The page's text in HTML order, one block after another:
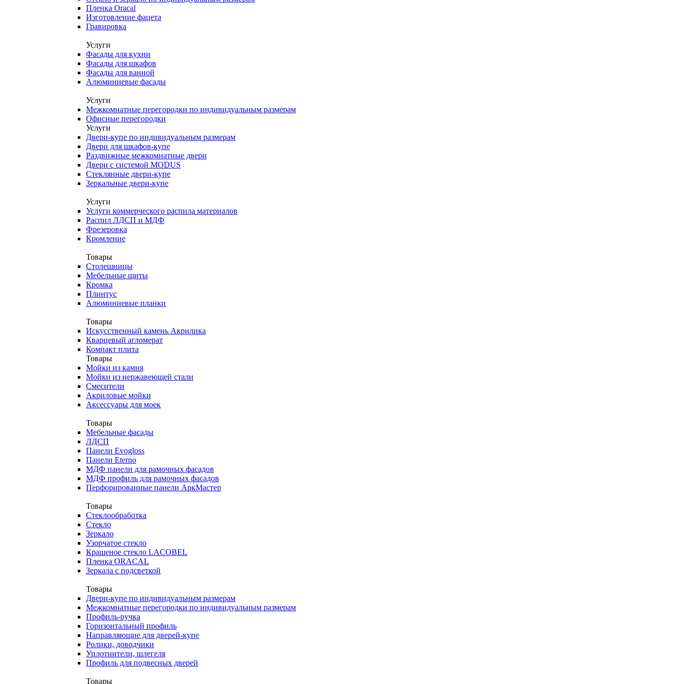
Пленка Oracal
Изготовление фацета
Гравировка
Услуги
Фасады для кухни
Фасады для шкафов
Фасады для ванной
Алюминиевые фасады
Услуги
Межкомнатные перегородки по индивидуальным размерам
Офисные перегородки
Услуги
Двери-купе по индивидуальным размерам
Двери для шкафов-купе
Раздвижные межкомнатные двери
Двери с системой MODUS
Стеклянные двери-купе
Зеркальные двери-купе
Услуги
Услуги коммерческого распила материалов
Распил ЛДСП и МДФ
Фрезеровка
Кромление
Товары
Столешницы
Мебельные щиты
Кромка
Плинтус
Алюминиевые планки
Товары
Искусственный камень Акрилика
Кварцевый агломерат
Компакт плита
Товары
Мойки из камня
Мойки из нержавеющей стали
Смесители
Акриловые мойки
Аксессуары для моек
Товары
Мебельные фасады
ЛДСП
Панели Evogloss
Панели Eterno
МДФ панели для рамочных фасадов
МДФ профиль для рамочных фасадов
Перфорированные панели АркМастер
Товары
Стеклообработка
Стекло
Зеркало
Узорчатое стекло
Крашеное стекло LACOBEL
Пленка ORACAL
Зеркала с подсветкой
Товары
Двери-купе по индивидуальным размерам
Межкомнатные перегородки по индивидуальным размерам
Профиль-ручка
Горизонтальный профиль
Направляющие для дверей-купе
Ролики, доводчики
Уплотнители, шлегеля
Профиль для подвесных дверей
Товары